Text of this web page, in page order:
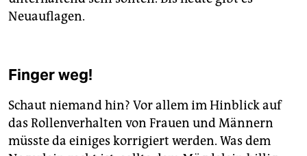
Neuauflagen.
Finger weg!
Schaut niemand hin? Vor allem im Hinblick auf
das Rollenverhalten von Frauen und Männern
müsste da einiges korrigiert werden. Was dem